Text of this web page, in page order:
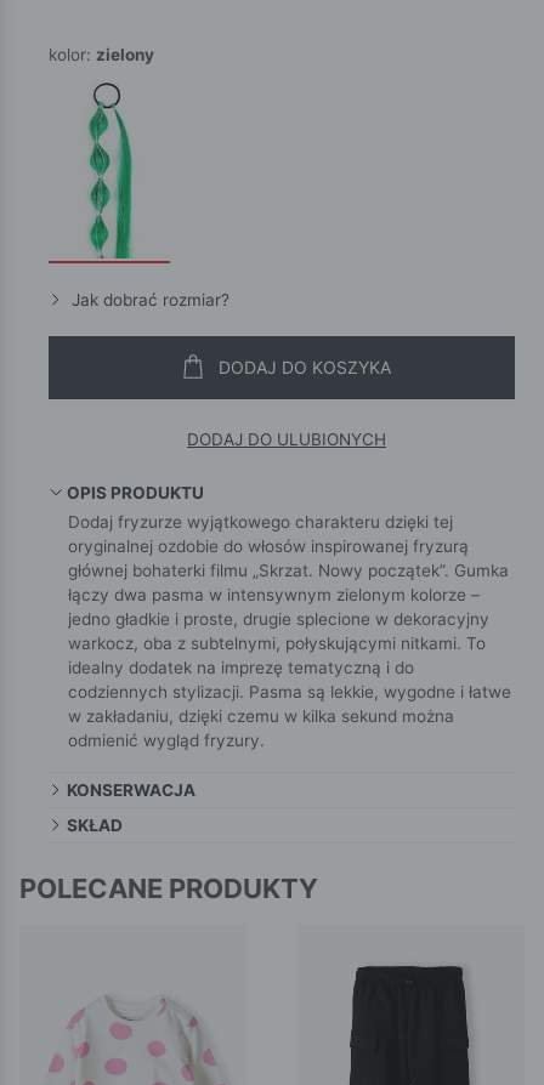
kolor: zielony
Jak dobrać rozmiar?
DODAJ DO KOSZYKA
DODAJ DO ULUBIONYCH
OPIS PRODUKTU
Dodaj fryzurze wyjątkowego charakteru dzięki tej
oryginalnej ozdobie do włosów inspirowanej fryzurą
głównej bohaterki filmu „Skrzat. Nowy początek”. Gumka
łączy dwa pasma w intensywnym zielonym kolorze –
jedno gładkie i proste, drugie splecione w dekoracyjny
warkocz, oba z subtelnymi, połyskującymi nitkami. To
idealny dodatek na imprezę tematyczną i do
codziennych stylizacji. Pasma są lekkie, wygodne i łatwe
w zakładaniu, dzięki czemu w kilka sekund można
odmienić wygląd fryzury.
KONSERWACJA
SKŁAD
POLECANE PRODUKTY